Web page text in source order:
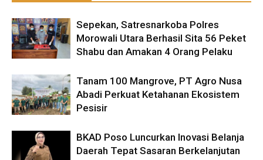
Sepekan, Satresnarkoba Polres
Morowali Utara Berhasil Sita 56 Peket
Shabu dan Amakan 4 Orang Pelaku
Tanam 100 Mangrove, PT Agro Nusa
Abadi Perkuat Ketahanan Ekosistem
Pesisir
BKAD Poso Luncurkan Inovasi Belanja
Daerah Tepat Sasaran Berkelanjutan